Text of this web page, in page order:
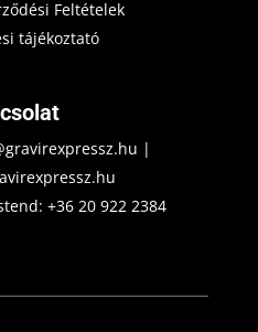
Feltételek
tájékoztató
|
+36 20 922 2384